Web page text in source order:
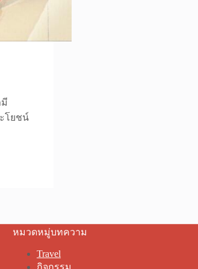
โยชน์
หมวดหมู่บทความ
Travel